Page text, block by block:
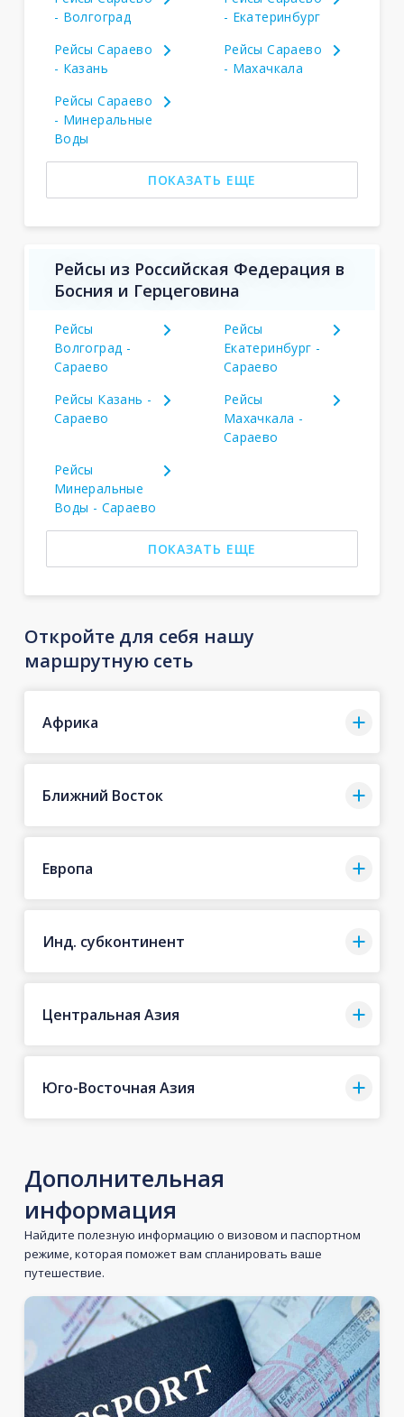
- Волгоград
- Екатеринбург
Рейсы Сараево
- Казань
Рейсы Сараево
- Махачкала
Рейсы Сараево
- Минеральные
Воды
ПОКАЗАТЬ ЕЩЕ
Рейсы из Российская Федерация в
Босния и Герцеговина
Рейсы
Волгоград -
Сараево
Рейсы
Екатеринбург -
Сараево
Рейсы Казань -
Сараево
Рейсы
Махачкала -
Сараево
Рейсы
Минеральные
Воды - Сараево
ПОКАЗАТЬ ЕЩЕ
Откройте для себя нашу
маршрутную сеть
Африка
Ближний Восток
Европа
Инд. субконтинент
Центральная Азия
Юго-Восточная Азия
Дополнительная
информация
Найдите полезную информацию о визовом и паспортном
режиме, которая поможет вам спланировать ваше
путешествие.